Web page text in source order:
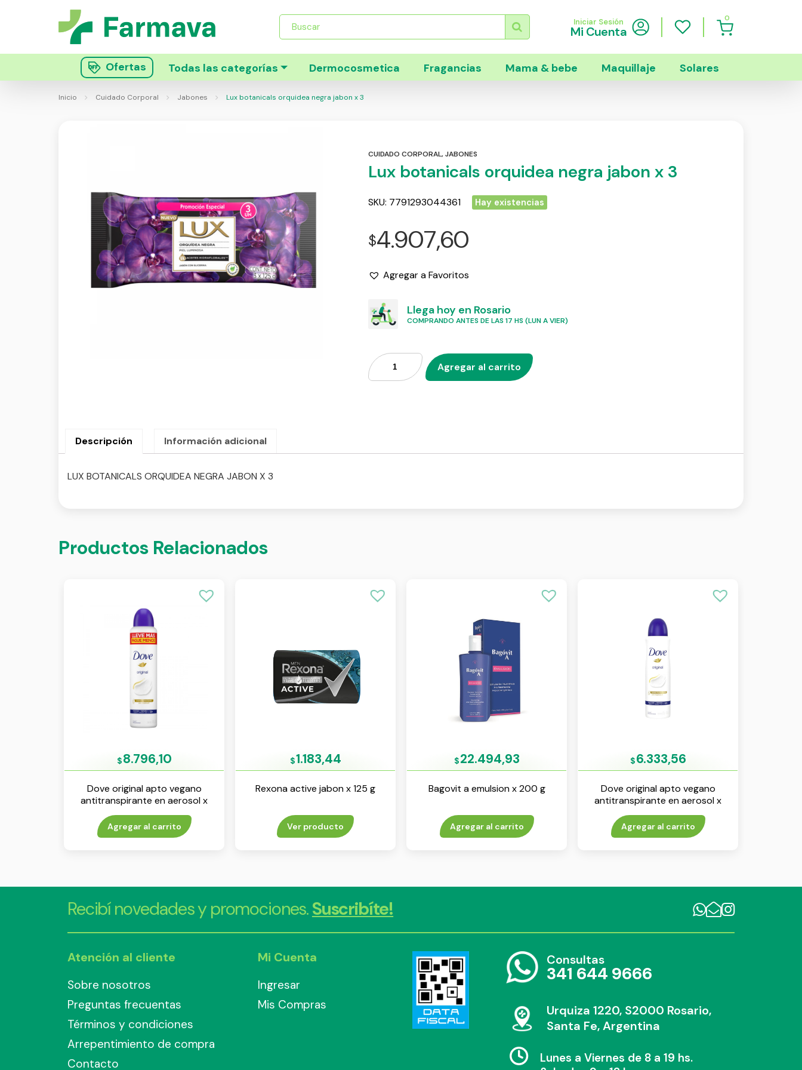
Búsqueda
productos
Iniciar Sesión
Mi Cuenta
0
Ofertas Todas las categorías Dermocosmetica Fragancias Mama & bebe Maquillaje Solares
Inicio Cuidado Corporal Jabones Lux botanicals orquidea negra jabon x 3
CUIDADO CORPORAL,JABONES
Lux botanicals orquidea negra jabon x 3
SKU: 7791293044361 Hay existencias
$4.907,60
Agregar a Favoritos
Llega hoy en Rosario
COMPRANDO ANTES DE LAS 17 HS (LUN A VIER)
Agregar al carrito
Descripción Información adicional
LUX BOTANICALS ORQUIDEA NEGRA JABON X 3
Productos Relacionados
$8.796,10
Dove original apto vegano
antitranspirante en aerosol x
250 ml
Agregar al carrito
$1.183,44
Rexona active jabon x 125 g
Ver producto
$22.494,93
Bagovit a emulsion x 200 g
Agregar al carrito
$6.333,56
Dove original apto vegano
antitranspirante en aerosol x
150 ml
Agregar al carrito
Recibí novedades y promociones.Suscribíte!
Atención al cliente
Sobre nosotros
Preguntas frecuentas
Términos y condiciones
Arrepentimiento de compra
Contacto
Mi Cuenta
Ingresar
Mis Compras
Consultas
341 644 9666
Urquiza 1220, S2000 Rosario,
Santa Fe, Argentina
Lunes a Viernes de 8 a 19 hs.